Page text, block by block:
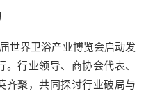
世界卫浴产业博览会启动发
行业领导、商协会代表、
齐聚，共同探讨行业破局与